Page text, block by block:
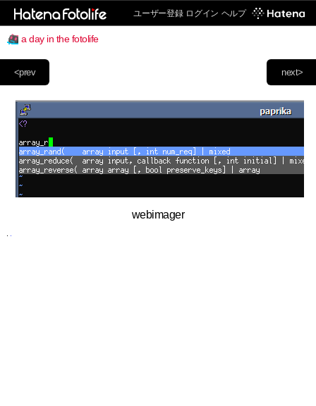
ユーザー登録 ログイン ヘルプ
a day in the fotolife
next>
<prev
webimager